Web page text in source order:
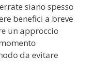
siano spesso
benefici a breve
un approccio
da evitare